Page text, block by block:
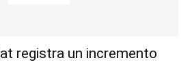
registra un incremento